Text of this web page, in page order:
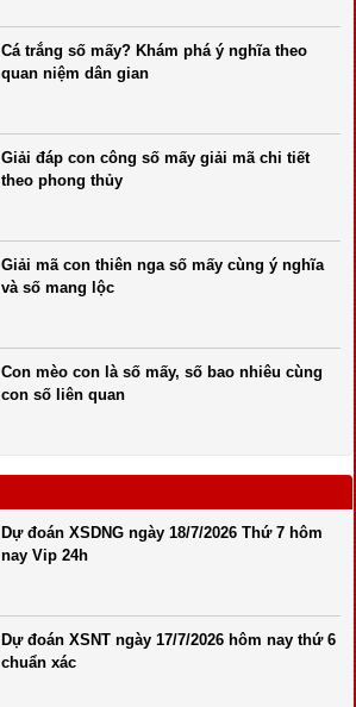
Cá trắng số mấy? Khám phá ý nghĩa theo
quan niệm dân gian
Giải đáp con công số mấy giải mã chi tiết
theo phong thủy
Giải mã con thiên nga số mấy cùng ý nghĩa
và số mang lộc
Con mèo con là số mấy, số bao nhiêu cùng
con số liên quan
Dự đoán XSDNG ngày 18/7/2026 Thứ 7 hôm
nay Vip 24h
Dự đoán XSNT ngày 17/7/2026 hôm nay thứ 6
chuẩn xác